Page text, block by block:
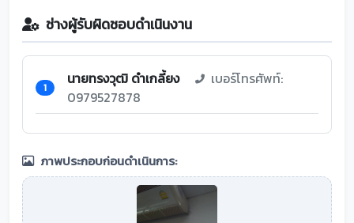
ช่างผู้รับผิดชอบดำเนินงาน
1 นายทรงวุฒิ ดำเกลี้ยง
เบอร์โทรศัพท์:
0979527878
ภาพประกอบก่อนดำเนินการ: